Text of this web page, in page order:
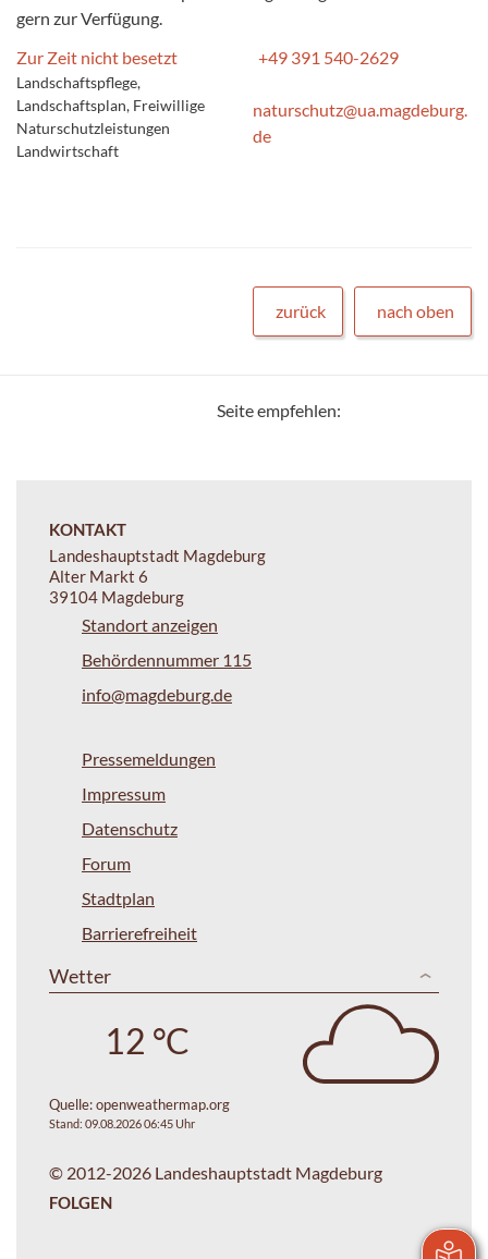
gern zur Verfügung.
Zur Zeit nicht besetzt
Landschaftspflege,
Landschaftsplan, Freiwillige
Naturschutzleistungen
Landwirtschaft
+49 391 540-2629
naturschutz@ua.magdeburg.
de
zurück nach oben
Seite empfehlen:
KONTAKT
Landeshauptstadt Magdeburg
Alter Markt 6
39104 Magdeburg
Standort anzeigen
Behördennummer 115
info@magdeburg.de
Pressemeldungen
Impressum
Datenschutz
Forum
Stadtplan
Barrierefreiheit
Wetter
12 °C
Quelle:openweathermap.org
Stand: 09.08.2026 06:45 Uhr
© 2012-2026 Landeshauptstadt Magdeburg
FOLGEN